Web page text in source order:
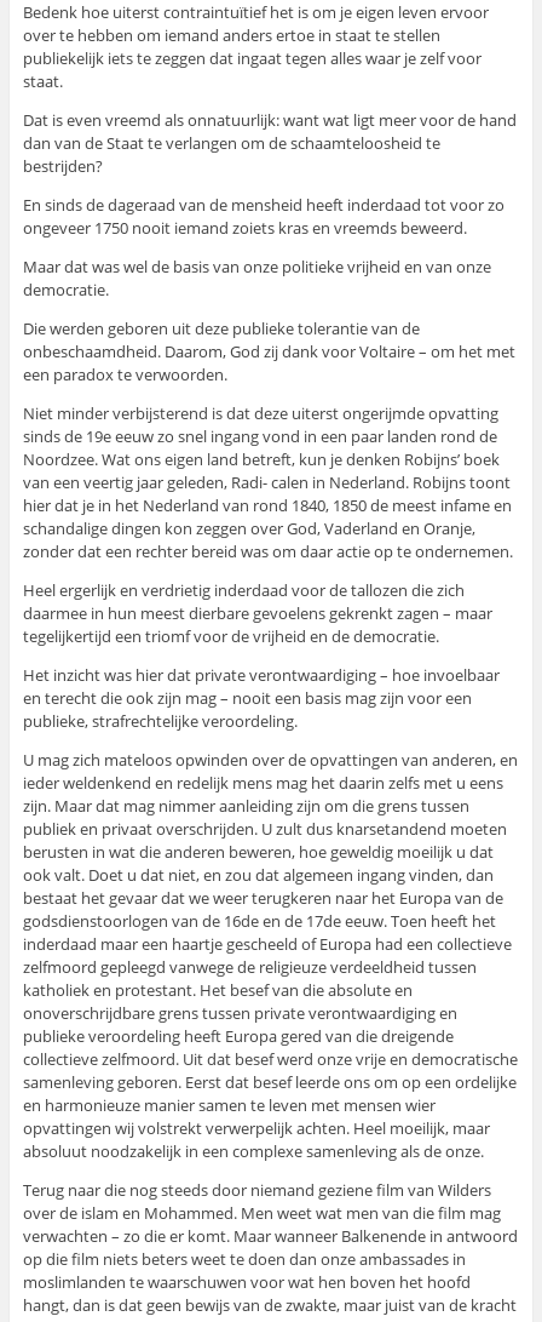
Bedenk hoe uiterst contraintuïtief het is om je eigen leven ervoor
over te hebben om iemand anders ertoe in staat te stellen
publiekelijk iets te zeggen dat ingaat tegen alles waar je zelf voor
staat.
Dat is even vreemd als onnatuurlijk: want wat ligt meer voor de hand
dan van de Staat te verlangen om de schaamteloosheid te
bestrijden?
En sinds de dageraad van de mensheid heeft inderdaad tot voor zo
ongeveer 1750 nooit iemand zoiets kras en vreemds beweerd.
Maar dat was wel de basis van onze politieke vrijheid en van onze
democratie.
Die werden geboren uit deze publieke tolerantie van de
onbeschaamdheid. Daarom, God zij dank voor Voltaire – om het met
een paradox te verwoorden.
Niet minder verbijsterend is dat deze uiterst ongerijmde opvatting
sinds de 19e eeuw zo snel ingang vond in een paar landen rond de
Noordzee. Wat ons eigen land betreft, kun je denken Robijns’ boek
van een veertig jaar geleden, Radi- calen in Nederland. Robijns toont
hier dat je in het Nederland van rond 1840, 1850 de meest infame en
schandalige dingen kon zeggen over God, Vaderland en Oranje,
zonder dat een rechter bereid was om daar actie op te ondernemen.
Heel ergerlijk en verdrietig inderdaad voor de tallozen die zich
daarmee in hun meest dierbare gevoelens gekrenkt zagen – maar
tegelijkertijd een triomf voor de vrijheid en de democratie.
Het inzicht was hier dat private verontwaardiging – hoe invoelbaar
en terecht die ook zijn mag – nooit een basis mag zijn voor een
publieke, strafrechtelijke veroordeling.
U mag zich mateloos opwinden over de opvattingen van anderen, en
ieder weldenkend en redelijk mens mag het daarin zelfs met u eens
zijn. Maar dat mag nimmer aanleiding zijn om die grens tussen
publiek en privaat overschrijden. U zult dus knarsetandend moeten
berusten in wat die anderen beweren, hoe geweldig moeilijk u dat
ook valt. Doet u dat niet, en zou dat algemeen ingang vinden, dan
bestaat het gevaar dat we weer terugkeren naar het Europa van de
godsdienstoorlogen van de 16de en de 17de eeuw. Toen heeft het
inderdaad maar een haartje gescheeld of Europa had een collectieve
zelfmoord gepleegd vanwege de religieuze verdeeldheid tussen
katholiek en protestant. Het besef van die absolute en
onoverschrijdbare grens tussen private verontwaardiging en
publieke veroordeling heeft Europa gered van die dreigende
collectieve zelfmoord. Uit dat besef werd onze vrije en democratische
samenleving geboren. Eerst dat besef leerde ons om op een ordelijke
en harmonieuze manier samen te leven met mensen wier
opvattingen wij volstrekt verwerpelijk achten. Heel moeilijk, maar
absoluut noodzakelijk in een complexe samenleving als de onze.
Terug naar die nog steeds door niemand geziene film van Wilders
over de islam en Mohammed. Men weet wat men van die film mag
verwachten – zo die er komt. Maar wanneer Balkenende in antwoord
op die film niets beters weet te doen dan onze ambassades in
moslimlanden te waarschuwen voor wat hen boven het hoofd
hangt, dan is dat geen bewijs van de zwakte, maar juist van de kracht